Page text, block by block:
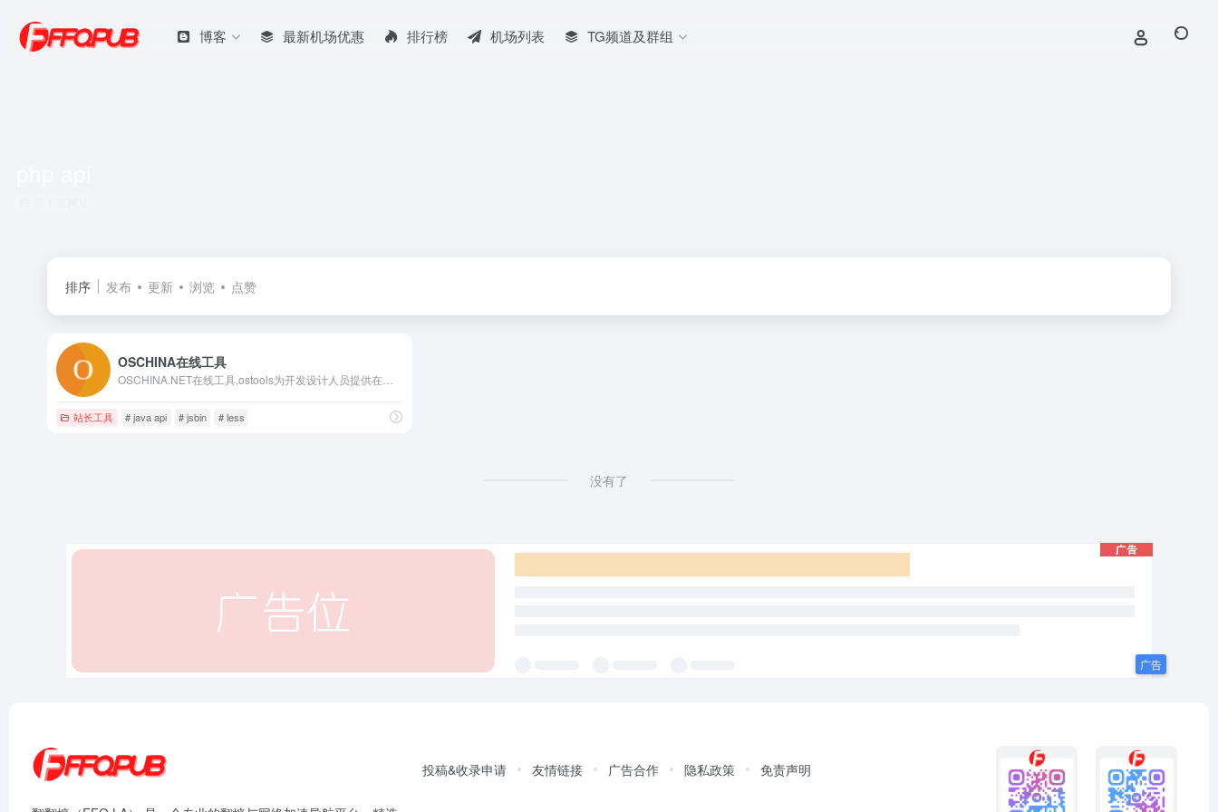
博客 最新机场优惠 排行榜 机场列表 TG频道及群组
排序 发布 更新 浏览 点赞
OSCHINA在线工具
站长工具 # java api # jsbin # less
没有了
投稿&收录申请 友情链接 广告合作 隐私政策 免责声明